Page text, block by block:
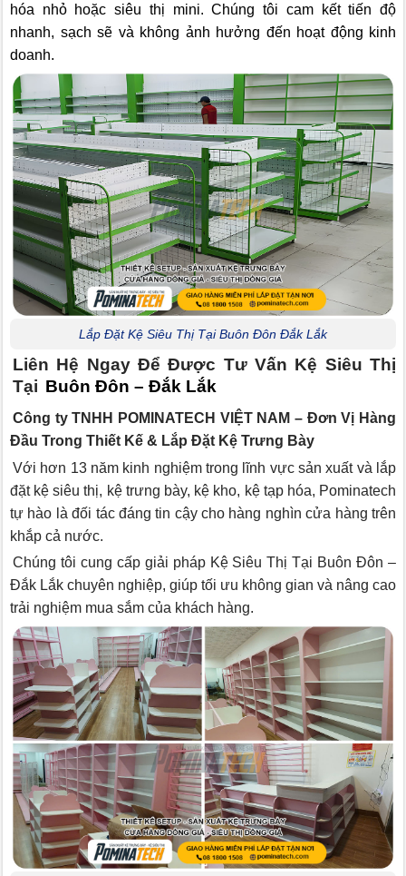
hóa nhỏ hoặc siêu thị mini. Chúng tôi cam kết tiến độ
nhanh, sạch sẽ và không ảnh hưởng đến hoạt động kinh
doanh.
Lắp Đặt Kệ Siêu Thị Tại Buôn Đôn Đắk Lắk
Liên Hệ Ngay Để Được Tư Vấn Kệ Siêu Thị
Tại Buôn Đôn – Đắk Lắk
Công ty TNHH POMINATECH VIỆT NAM – Đơn Vị Hàng
Đầu Trong Thiết Kế & Lắp Đặt Kệ Trưng Bày
Với hơn 13 năm kinh nghiệm trong lĩnh vực sản xuất và lắp
đặt kệ siêu thị, kệ trưng bày, kệ kho, kệ tạp hóa, Pominatech
tự hào là đối tác đáng tin cậy cho hàng nghìn cửa hàng trên
khắp cả nước.
Chúng tôi cung cấp giải pháp Kệ Siêu Thị Tại Buôn Đôn –
Đắk Lắk chuyên nghiệp, giúp tối ưu không gian và nâng cao
trải nghiệm mua sắm của khách hàng.